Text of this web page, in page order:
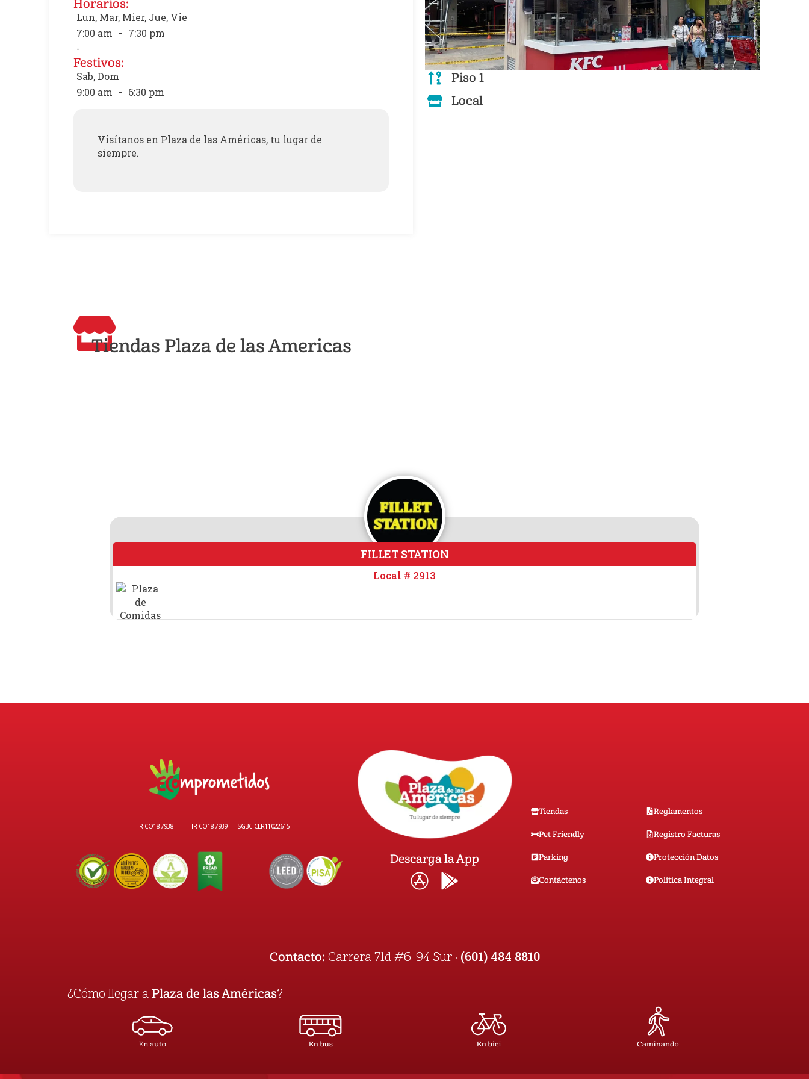
Horarios:
Lun, Mar, Mier, Jue, Vie
7:00 am - 7:30 pm
-
Festivos:
Sab, Dom
9:00 am - 6:30 pm
Visítanos en Plaza de las Américas, tu lugar de
siempre.
Piso 1
Local
Tiendas Plaza de las Americas
FILLET STATION
Local # 2913
TR-CO18-7938 TR-CO18-7939 SGBC-CER11022615
Descarga la App
Tiendas
Pet Friendly
Parking
Contáctenos
Reglamentos
Registro Facturas
Protección Datos
Politica Integral
Contacto: Carrera 71d #6-94 Sur · (601) 484 8810
¿Cómo llegar a Plaza de las Américas?